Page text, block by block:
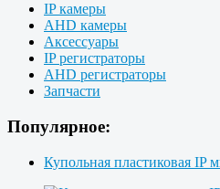
IP камеры
AHD камеры
Аксессуары
IP регистраторы
AHD регистраторы
Запчасти
Популярное:
Купольная пластиковая